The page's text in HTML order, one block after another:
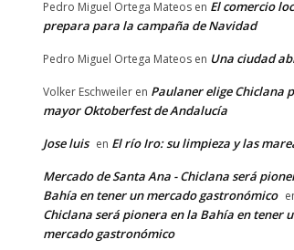
Pedro Miguel Ortega Mateos en El comercio
prepara para la campaña de Navidad
Pedro Miguel Ortega Mateos en Una ciudad
Volker Eschweiler en Paulaner elige Chiclana
mayor Oktoberfest de Andalucía
Jose luis en El río Iro: su limpieza y las
Mercado de Santa Ana - Chiclana será
Bahía en tener un mercado gastronómico
Chiclana será pionera en la Bahía en tener
mercado gastronómico